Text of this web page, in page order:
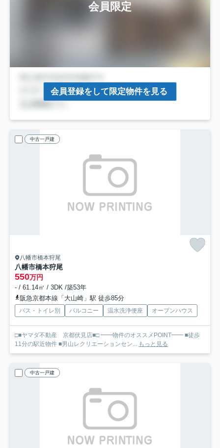
会員限定
会員登録をして限定物件を見る
中古一戸建
八幡市橋本狩尾
八幡市橋本狩尾
550万円
- / 61.14㎡ / 3DK /築53年
阪急京都本線「大山崎」駅 徒歩85分
バス・トイレ別 バルコニー 温水洗浄便座 オープンハウス
□■ヤマダ不動産 京都伏見店■□ ━━物件のオススメPOINT━━ ■徒歩
11分の駅近物件 ■男山レクリエーションセン...
もっと見る
中古一戸建